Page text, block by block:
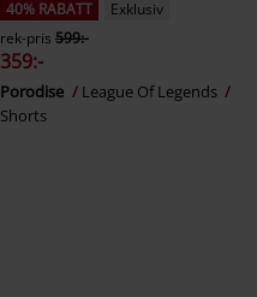
40% RABATT
Exklusiv
rek-pris 599:-
359:-
Porodise
League Of Legends
Shorts